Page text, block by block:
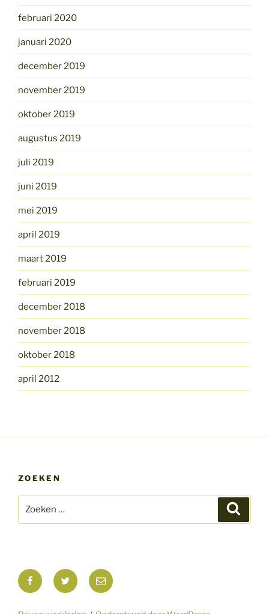
februari 2020
januari 2020
december 2019
november 2019
oktober 2019
augustus 2019
juli 2019
juni 2019
mei 2019
april 2019
maart 2019
februari 2019
december 2018
november 2018
oktober 2018
april 2012
ZOEKEN
naar:
FacebookTwitter E-
mail